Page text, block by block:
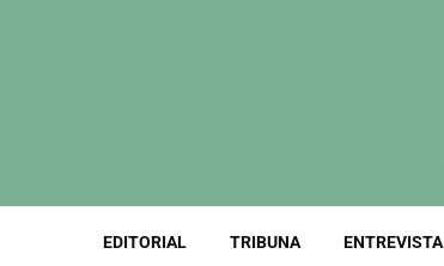
EDITORIAL TRIBUNA ENTREVISTA